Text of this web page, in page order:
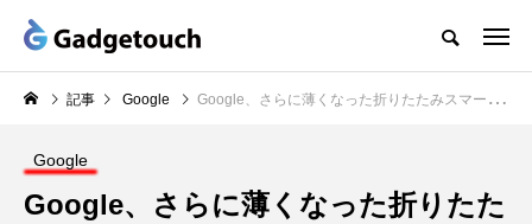
記事 Google Google、さらに薄くなった折りたたみスマートフォン「Google Pixel 9 Pro Fold」を発表
Google
Google、さらに薄くなった折りたた